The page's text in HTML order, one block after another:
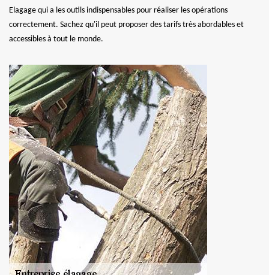
Elagage qui a les outils indispensables pour réaliser les opérations
correctement. Sachez qu'il peut proposer des tarifs très abordables et
accessibles à tout le monde.